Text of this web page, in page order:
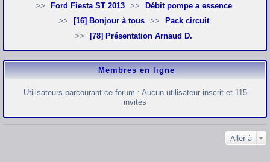
Ford Fiesta ST 2013
Débit pompe a essence
[16] Bonjour à tous
Pack circuit
[78] Présentation Arnaud D.
Membres en ligne
Utilisateurs parcourant ce forum : Aucun utilisateur inscrit et 115
invités
Aller à